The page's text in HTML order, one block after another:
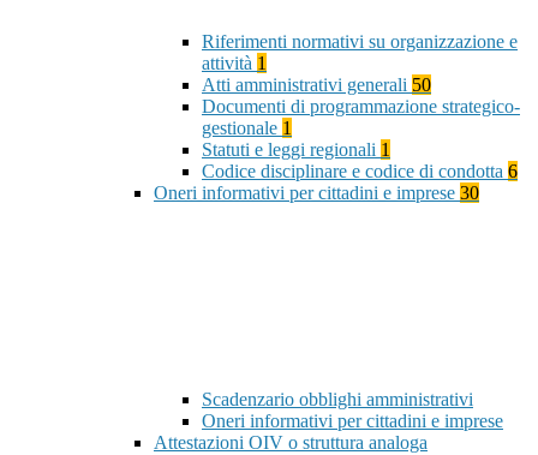
Riferimenti normativi su organizzazione e
attività 1
Atti amministrativi generali 50
Documenti di programmazione strategico-
gestionale 1
Statuti e leggi regionali 1
Codice disciplinare e codice di condotta 6
Oneri informativi per cittadini e imprese 30
Scadenzario obblighi amministrativi
Oneri informativi per cittadini e imprese
Attestazioni OIV o struttura analoga